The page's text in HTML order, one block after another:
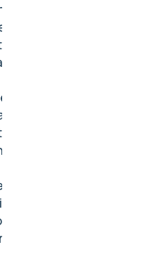
sind an sich schon
Preissteigerungen
wird dies noch
Hexafluorpropylen
Kältemittels für
(HFO-1234YF bzw.
auf geringere
die Preise nach
auch die großen,
Preisanpassungen
betreffen
aus China. Erste
Hersteller finden